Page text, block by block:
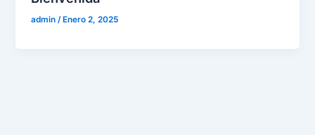
admin /Enero 2, 2025